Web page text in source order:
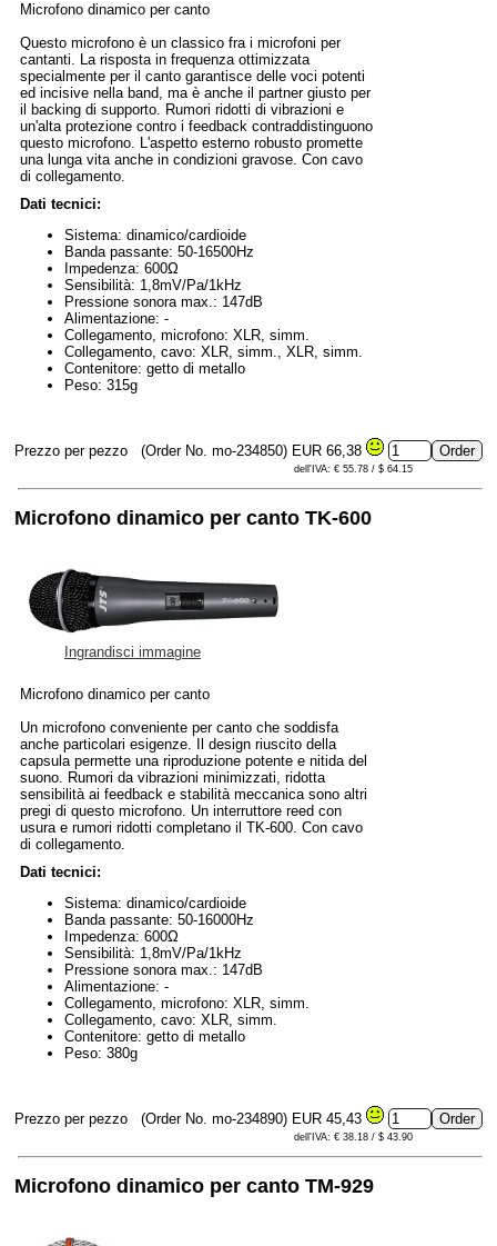
Microfono dinamico per canto
Questo microfono è un classico fra i microfoni per
cantanti. La risposta in frequenza ottimizzata
specialmente per il canto garantisce delle voci potenti
ed incisive nella band, ma è anche il partner giusto per
il backing di supporto. Rumori ridotti di vibrazioni e
un'alta protezione contro i feedback contraddistinguono
questo microfono. L'aspetto esterno robusto promette
una lunga vita anche in condizioni gravose. Con cavo
di collegamento.
Dati tecnici:
Sistema: dinamico/cardioide
Banda passante: 50-16500Hz
Impedenza: 600Ω
Sensibilità: 1,8mV/Pa/1kHz
Pressione sonora max.: 147dB
Alimentazione: -
Collegamento, microfono: XLR, simm.
Collegamento, cavo: XLR, simm., XLR, simm.
Contenitore: getto di metallo
Peso: 315g
Prezzo per pezzo (Order No. mo-234850) EUR 66,38
dell'IVA: € 55.78 / $ 64.15
Microfono dinamico per canto TK-600
Ingrandisci immagine
Microfono dinamico per canto
Un microfono conveniente per canto che soddisfa
anche particolari esigenze. Il design riuscito della
capsula permette una riproduzione potente e nitida del
suono. Rumori da vibrazioni minimizzati, ridotta
sensibilità ai feedback e stabilità meccanica sono altri
pregi di questo microfono. Un interruttore reed con
usura e rumori ridotti completano il TK-600. Con cavo
di collegamento.
Dati tecnici:
Sistema: dinamico/cardioide
Banda passante: 50-16000Hz
Impedenza: 600Ω
Sensibilità: 1,8mV/Pa/1kHz
Pressione sonora max.: 147dB
Alimentazione: -
Collegamento, microfono: XLR, simm.
Collegamento, cavo: XLR, simm.
Contenitore: getto di metallo
Peso: 380g
Prezzo per pezzo (Order No. mo-234890) EUR 45,43
dell'IVA: € 38.18 / $ 43.90
Microfono dinamico per canto TM-929